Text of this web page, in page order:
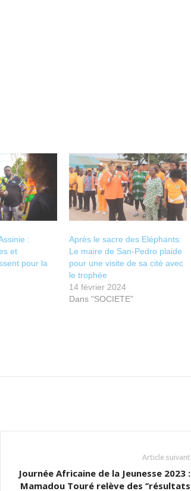
:
et
pour la
Après le sacre des Eléphants:
Le maire de San-Pedro plaide
pour une visite de sa cité avec
le trophée
14 février 2024
Dans "SOCIETE"
Article suivant
Journée Africaine de la Jeunesse 2023 :
Mamadou Touré relève des ‘’résultats